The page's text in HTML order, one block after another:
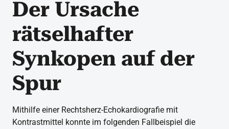
Der Ursache
rätselhafter
Synkopen auf der
Spur
Mithilfe einer Rechtsherz-Echokardiografie mit
Kontrastmittel konnte im folgenden Fallbeispiel die